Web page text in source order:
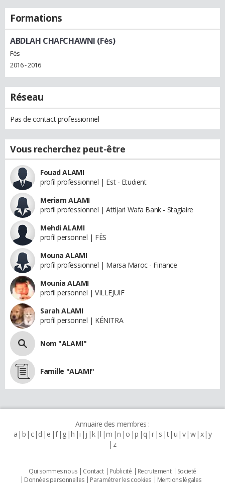
Formations
ABDLAH CHAFCHAWNI (Fès)
Fès
2016 - 2016
Réseau
Pas de contact professionnel
Vous recherchez peut-être
Fouad ALAMI
profil professionnel | Est - Etudient
Meriam ALAMI
profil professionnel | Attijari Wafa Bank - Stagiaire
Mehdi ALAMI
profil personnel | FÈS
Mouna ALAMI
profil professionnel | Marsa Maroc - Finance
Mounia ALAMI
profil personnel | VILLEJUIF
Sarah ALAMI
profil personnel | KÉNITRA
Nom "ALAMI"
Famille "ALAMI"
Annuaire des membres :
a b c d e f g h i j k l m n o p q r s t u v w x y
z
Qui sommes nous Contact Publicité Recrutement
Societé
Données personnelles
Paramétrer les cookies Mentions légales